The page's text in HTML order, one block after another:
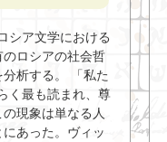
シア文学における
ロシアの社会哲
析する。 「私た
く最も読まれ、尊
現象は単なる人
あった。ヴィッ